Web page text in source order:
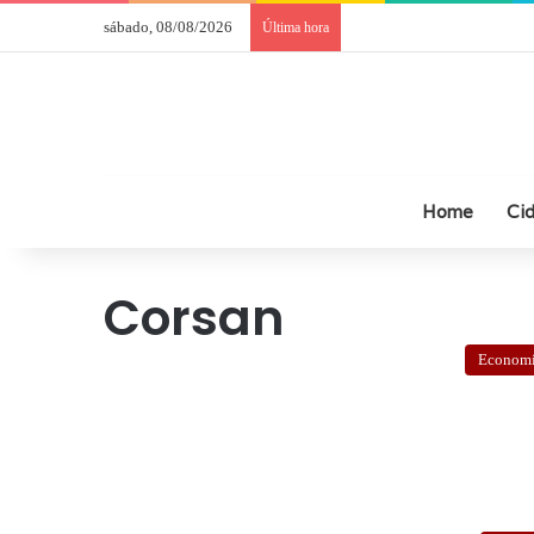
sábado, 08/08/2026 Última hora
Home
Corsan